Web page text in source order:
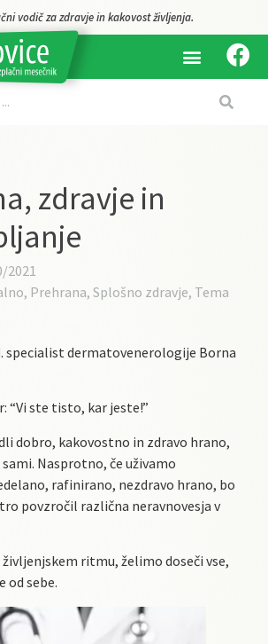
in kakovost življenja.
zdravje in
2021
, Prehrana, Splošno zdravje, Tema
specialist dermatovenerologije Borna
“Vi ste tisto, kar jeste!”
dobro, kakovostno in zdravo hrano,
Nasprotno, če uživamo
rafinirano, nezdravo hrano, bo
povzročil različna neravnovesja v
ritmu, želimo doseči vse,
od sebe.